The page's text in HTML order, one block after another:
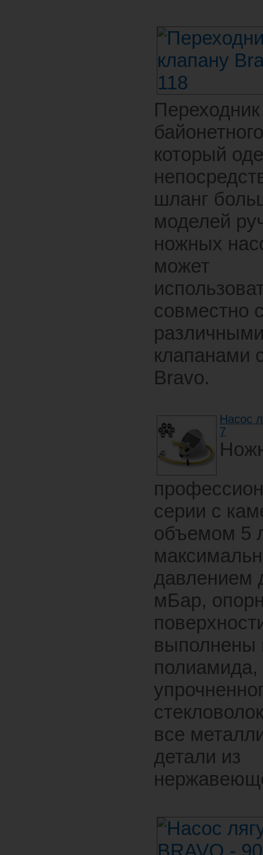
Переходник
который
шланг
моделей
ножных
может
совместно
клапанами
Bravo.
Насос
7
серии с
объемом 5
давлением
мБар,
выполнены
полиамида,
все
детали из